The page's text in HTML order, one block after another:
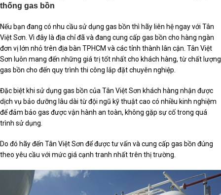
thống gas bồn
Nếu bạn đang có nhu cầu sử dụng gas bồn thì hãy liên hệ ngay với Tân
Việt Sơn. Vì đây là địa chỉ đã và đang cung cấp gas bồn cho hàng ngàn
đơn vị lớn nhỏ trên địa bàn TPHCM và các tỉnh thành lân cận. Tân Việt
Sơn luôn mang đến những giá trị tốt nhất cho khách hàng, từ chất lượng
gas bồn cho đến quy trình thi công lắp đặt chuyên nghiệp.
Đặc biệt khi sử dụng gas bồn của Tân Việt Sơn khách hàng nhận được
dịch vụ bảo dưỡng lâu dài từ đội ngũ kỹ thuật cao có nhiều kinh nghiệm
để đảm bảo gas được vận hành an toàn, không gặp sự cố trong quá
trình sử dụng.
Do đó hãy đến Tân Việt Sơn để được tư vấn và cung cấp gas bồn đúng
theo yêu cầu với mức giá cạnh tranh nhất trên thị trường.